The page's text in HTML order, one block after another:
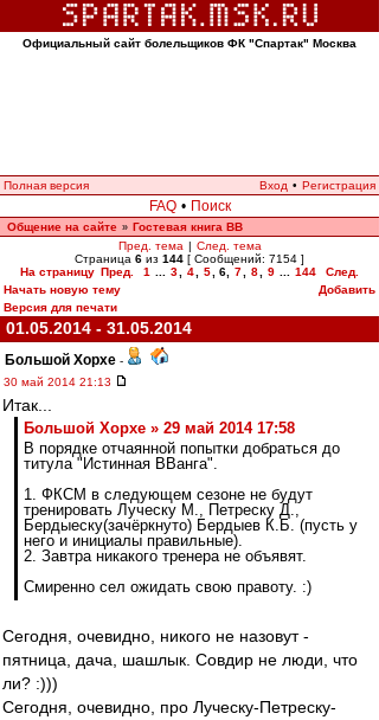
Официальный сайт болельщиков ФК "Спартак" Москва
Полная версия Вход • Регистрация
FAQ • Поиск
Общение на сайте » Гостевая книга ВВ
Пред. тема | След. тема
Страница 6 из 144 [ Сообщений: 7154 ]
На страницу Пред. 1 3 4 5 6 7 8 9 144
След.
Начать новую тему
Добавить
Версия для печати
01.05.2014 - 31.05.2014
Большой Хорхе -
30 май 2014 21:13
Итак...
Большой Хорхе » 29 май 2014 17:58
В порядке отчаянной попытки добраться до
титула "Истинная ВВанга".
1. ФКСМ в следующем сезоне не будут
тренировать Луческу М., Петреску Д.,
Бердыеску(зачёркнуто) Бердыев К.Б. (пусть у
него и инициалы правильные).
2. Завтра никакого тренера не объявят.
Смиренно сел ожидать свою правоту. :)
Сегодня, очевидно, никого не назовут -
пятница, дача, шашлык. Совдир не люди, что
ли? :)))
Сегодня, очевидно, про Луческу-Петреску-